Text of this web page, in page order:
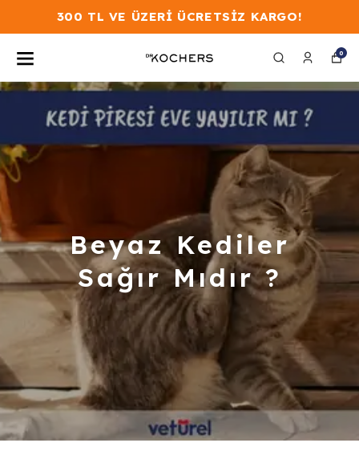
300 TL VE ÜZERİ ÜCRETSİZ KARGO!
0
Beyaz Kediler
Sağır Mıdır ?